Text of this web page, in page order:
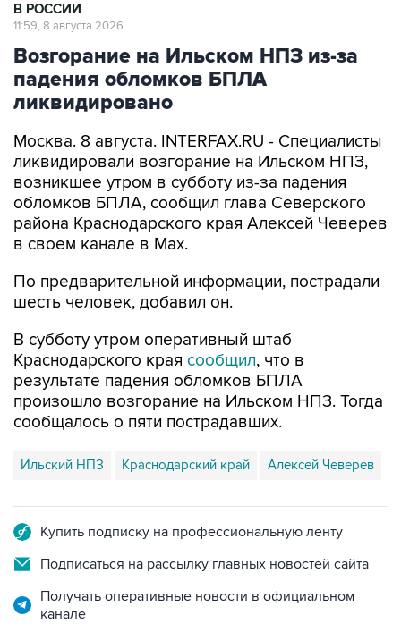
В РОССИИ
11:59, 8 августа 2026
Возгорание на Ильском НПЗ из-за
падения обломков БПЛА
ликвидировано
Москва. 8 августа. INTERFAX.RU - Специалисты
ликвидировали возгорание на Ильском НПЗ,
возникшее утром в субботу из-за падения
обломков БПЛА, сообщил глава Северского
района Краснодарского края Алексей Чеверев
в своем канале в Max.
По предварительной информации, пострадали
шесть человек, добавил он.
В субботу утром оперативный штаб
Краснодарского края сообщил, что в
результате падения обломков БПЛА
произошло возгорание на Ильском НПЗ. Тогда
сообщалось о пяти пострадавших.
Ильский НПЗ Краснодарский край Алексей Чеверев
Купить подписку на профессиональную ленту
Подписаться на рассылку главных новостей сайта
Получать оперативные новости в официальном
канале